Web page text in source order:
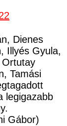
Dienes
Illyés Gyula,
Ortutay
Tamási
legigazabb
Gábor)